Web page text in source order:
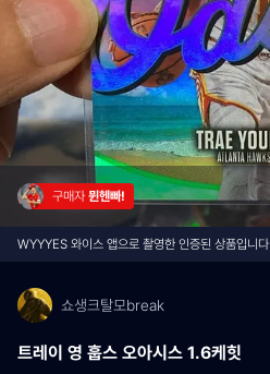
구매자 뮌헨빠!
WYYYES 와이스 앱으로 촬영한 인증된 상품입니다
쇼생크탈모break
트레이 영 훕스 오아시스 1.6케힛